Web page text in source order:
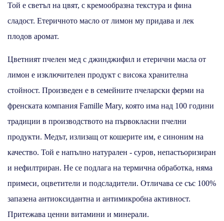
Той е светъл на цвят, с кремообразна текстура и фина
сладост. Етеричното масло от лимон му придава и лек
плодов аромат.
Цветният пчелен мед с джинджифил и етерични масла от
лимон е изключителен продукт с висока хранителна
стойност. Произведен е в семейните пчеларски ферми на
френската компания Famille Mary, която има над 100 години
традиции в производството на първокласни пчелни
продукти. Медът, излизащ от кошерите им, е синоним на
качество. Той е напълно натурален - суров, непастьоризиран
и нефилтриран. Не се подлага на термична обработка, няма
примеси, оцветители и подсладители. Отличава се със 100%
запазена антиоксидантна и антимикробна активност.
Притежава ценни витамини и минерали.